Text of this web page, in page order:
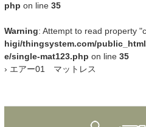
php on line 35
Warning: Attempt to read property
higi/thingsystem.com/
e/single-mat123.php on line 35
› エアー01 マットレス